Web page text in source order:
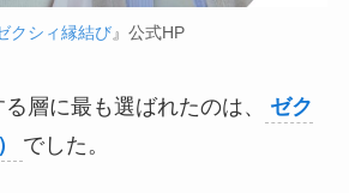
クシィ縁結び』公式HP
層に最も選ばれたのは、
ゼク
でした。